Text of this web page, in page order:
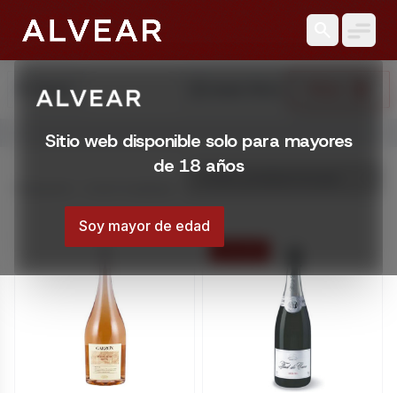
Sitio web disponible solo para mayores
de 18 años
Soy mayor de edad
Buscar
Licorería Alvear | Catálogo online
Catálogo online de Licorería Alvear. Comprá con envíos en
25 % OFF